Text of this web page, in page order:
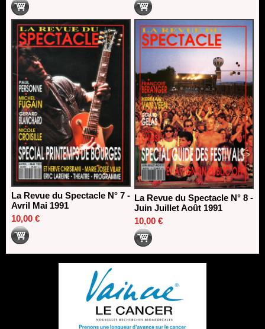
La Revue du Spectacle N° 7 -
Avril Mai 1991
10,00 €
La Revue du Spectacle N° 8 -
Juin Juillet Août 1991
10,00 €